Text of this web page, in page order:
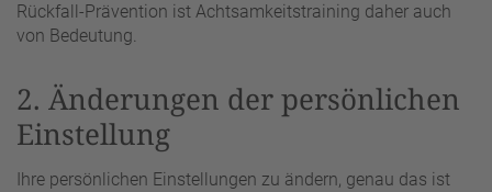
Rückfall-Prävention ist Achtsamkeitstraining daher auch
von Bedeutung.
2. Änderungen der persönlichen
Einstellung
Ihre persönlichen Einstellungen zu ändern, genau das ist